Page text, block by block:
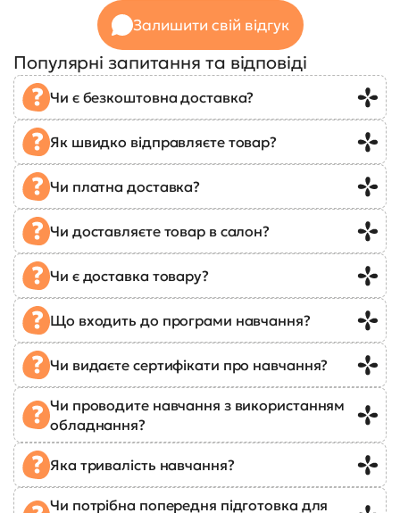
Залишити свій відгук
Популярні запитання та відповіді
Чи є безкоштовна доставка?
Як швидко відправляєте товар?
Чи платна доставка?
Чи доставляєте товар в салон?
Чи є доставка товару?
Що входить до програми навчання?
Чи видаєте сертифікати про навчання?
Чи проводите навчання з використанням
обладнання?
Яка тривалість навчання?
Чи потрібна попередня підготовка для